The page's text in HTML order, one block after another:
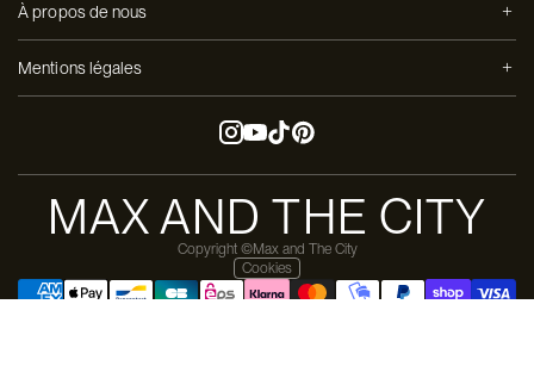
Payer en 3 versements avec
À propos de nous
Mentions légales
MAX AND THE CITY
Copyright ©Max and The City
Cookies